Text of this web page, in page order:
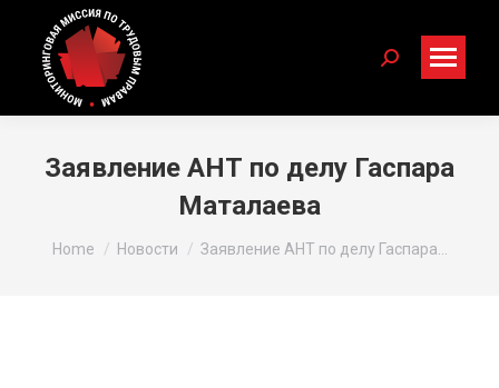
Search:
Заявление АНТ по делу Гаспара
Маталаева
You are here:
Home Новости Заявление АНТ по делу Гаспара…